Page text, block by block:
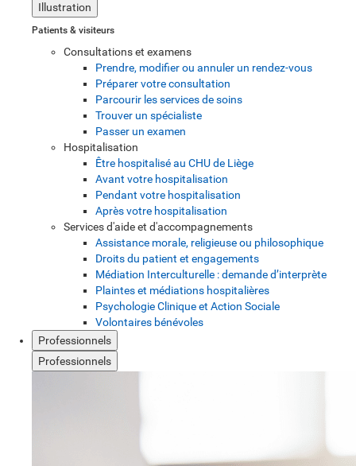
Illustration
Patients & visiteurs
Consultations et examens
Prendre, modifier ou annuler un rendez-vous
Préparer votre consultation
Parcourir les services de soins
Trouver un spécialiste
Passer un examen
Hospitalisation
Être hospitalisé au CHU de Liège
Avant votre hospitalisation
Pendant votre hospitalisation
Après votre hospitalisation
Services d'aide et d'accompagnements
Assistance morale, religieuse ou philosophique
Droits du patient et engagements
Médiation Interculturelle : demande d’interprète
Plaintes et médiations hospitalières
Psychologie Clinique et Action Sociale
Volontaires bénévoles
Professionnels
Professionnels